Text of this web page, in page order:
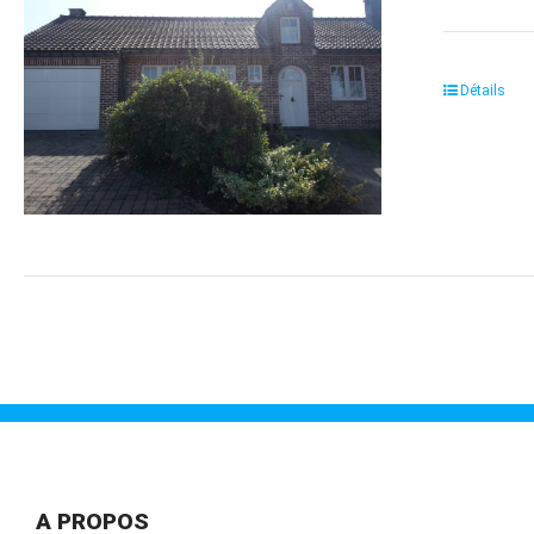
Détails
A PROPOS